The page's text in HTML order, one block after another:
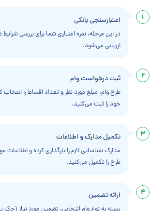
1 اعتبارسنجی بانکی
در این مرحله، نمره اعتباری شما برای بررسی شرایط
ارزیابی می‌شود.
2 ثبت درخواست وام
طرح وام، مبلغ مورد نظر و تعداد اقساط را
خود را ثبت می‌کنید.
3 تکمیل مدارک و اطلاعات
مدارک شناسایی لازم را بارگذاری کرده و اطلاعات
طرح را تکمیل می‌کنید.
4 ارائه تضمین